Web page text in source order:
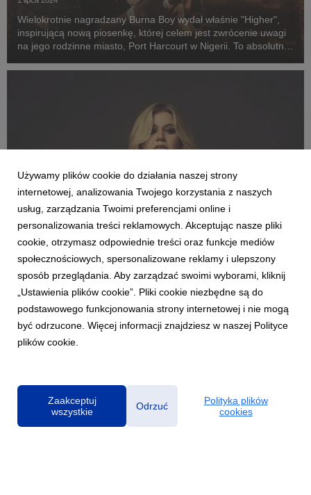
Wielokrotnie nagradzany Burna Boy wydał właśnie "Higher",
inspirującą nową piosenkę, której celem jest zwrócenie uwagi
na jego rodzinne miasto, Port Harcourt w Nigerii. To absolutnie
Boya w ramach Project PROTE...
MUZYKA ZAGRANICZNA
Kelly Clarkson i jej "chemistry"
26 czerwca 2023
Zdobywczyni Grammy, popowa supergwiazda, Kelly Clarkson,
zaprezentowała dziesiąty, studyjny album zatytułowany
"chemistry". Składającą się z 14 utworów płytę wyprodukowali
Używamy plików cookie do działania naszej strony
internetowej, analizowania Twojego korzystania z naszych
usług, zarządzania Twoimi preferencjami online i
personalizowania treści reklamowych. Akceptując nasze pliki
cookie, otrzymasz odpowiednie treści oraz funkcje mediów
społecznościowych, spersonalizowane reklamy i ulepszony
sposób przeglądania. Aby zarządzać swoimi wyborami, kliknij
„Ustawienia plików cookie”. Pliki cookie niezbędne są do
podstawowego funkcjonowania strony internetowej i nie mogą
być odrzucone. Więcej informacji znajdziesz w naszej Polityce
plików cookie.
Zaakceptuj
wszystkie
Odrzuć
Polityka plików
cookies